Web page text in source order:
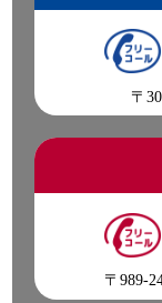
〒
〒989-